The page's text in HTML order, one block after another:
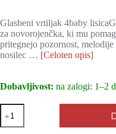
Glasbeni vrtiljak 4baby
za novorojenčka, ki mu
pritegnejo pozornost,
nosilec … [Celoten opis]
Dobavljivost: na zalogi: 1–2
Glasbeni
vrtiljak
4baby